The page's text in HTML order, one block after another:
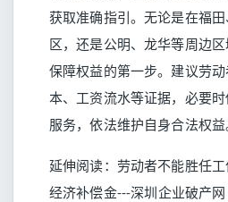
获取准确指引。无论是在福
区，还是公明、龙华等周边
保障权益的第一步。建议劳
本、工资流水等证据，必要
服务，依法维护自身合法权益
延伸阅读： 劳动者不能胜任
经济补偿金---深圳企业破产网